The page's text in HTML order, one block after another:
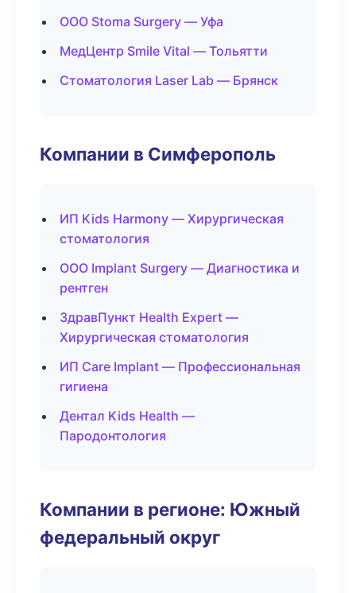
ООО Stoma Surgery — Уфа
МедЦентр Smile Vital — Тольятти
Стоматология Laser Lab — Брянск
Компании в Симферополь
ИП Kids Harmony — Хирургическая
стоматология
ООО Implant Surgery — Диагностика и
рентген
ЗдравПункт Health Expert —
Хирургическая стоматология
ИП Care Implant — Профессиональная
гигиена
Дентал Kids Health —
Пародонтология
Компании в регионе: Южный
федеральный округ